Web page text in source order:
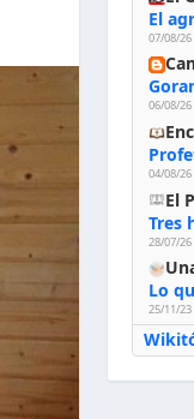
07/08/26
06/08/26
04/08/26
El
28/07/26
25/11/23